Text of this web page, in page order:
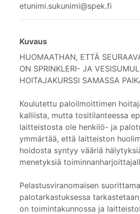
etunimi.sukunimi@spek.fi
Kuvaus
HUOMAATHAN, ETTÄ
ON SPRINKLERI- JA
HOITAJAKURSSI SAMASSA
Koulutettu paloilmoittimen
kalliista, mutta tositilanteessa
laitteistosta ole henkilö- ja
ymmärtää, että laitteiston
hoidosta syntyy vääriä
menetyksiä
Pelastusviranomaisen
palotarkastuksessa
on toimintakunnossa ja